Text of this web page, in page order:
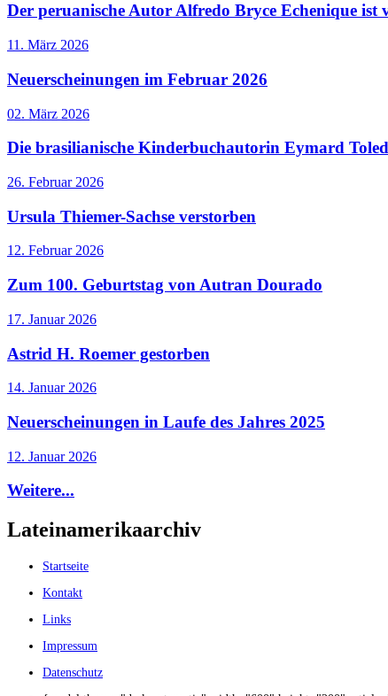
Der peruanische Autor Alfredo Bryce Echenique ist
11. März 2026
Neuerscheinungen im Februar 2026
02. März 2026
Die brasilianische Kinderbuchautorin Eymard
26. Februar 2026
Ursula Thiemer-Sachse verstorben
12. Februar 2026
Zum 100. Geburtstag von Autran Dourado
17. Januar 2026
Astrid H. Roemer gestorben
14. Januar 2026
Neuerscheinungen in Laufe des Jahres 2025
12. Januar 2026
Weitere...
Lateinamerikaarchiv
Startseite
Kontakt
Links
Impressum
Datenschutz